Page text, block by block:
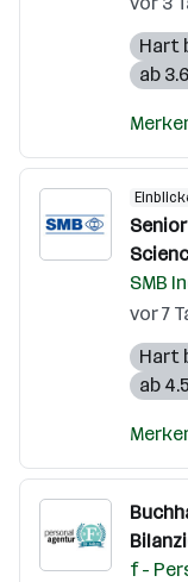
Hart
ab
SMB
vor 7
Hart
ab
f -